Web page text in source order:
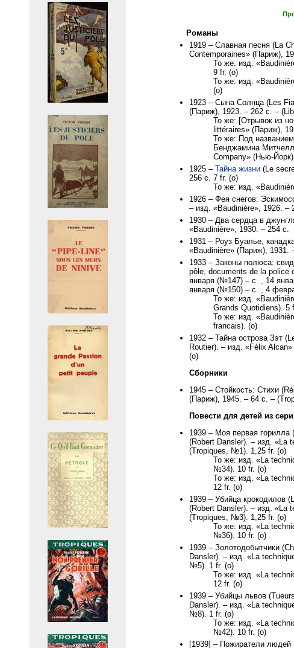
Романы
1919 – Славная песня (La
Contemporaines» (Париж),
То же: изд.
9 fr. (о)
То же: изд.
(о)
1923 – Сына Солнца (Les
(Париж), 1923. – 262 с. –
То же: [Отрывок из
littéraires» (Париж),
То же: Под
Бенджамина
Company» (Нью-
1925 – Тайна жизни (Le
256 с. 7 fr. (о)
То же: изд.
1926 – Фея снегов:
– изд. «‎Baudinière», 1926. –
1930 – Два сердца в
«‎Baudinière», 1930. – 254 с.
1931 – Роуз Буалье,
«‎Baudinière» (Париж), 1931.
1933 – Законы полюса:
pôle, ‎documents de la police
января (№147) – с. , 14
января (№150) – с. , 4
То же: изд.
Grands Quotidiens). 5
То же: изд.
francais). (о)
1932 – Тайна острова Зэт
Routier). – изд. «Félix
(о)
Сборники
1945 – Стойкость: Стихи
(Париж), 1945. – 64 с. –
Повести для детей из
1939 – Моя первая
(Robert Dansler). – изд. «La
(Tropiques, №1). 1,25 fr. (о)
То же: изд. «La
№34). 10 fr. (о)
То же: изд. «La
12 fr. (о)
1939 – Убийца крокодилов
(Robert Dansler). – изд. «La
(Tropiques, №3). 1,25 fr. (о)
То же: изд. «La
№36). 10 fr. (о)
1939 – Золотодобытчики
Dansler). – изд. «La
№5). 1 fr. (о)
То же: изд. «La
12 fr. (о)
1939 – Убийцы львов
Dansler). – изд. «La
№8). 1 fr. (о)
То же: изд. «La
№42). 10 fr. (о)
[1939] – Пожиратели людей